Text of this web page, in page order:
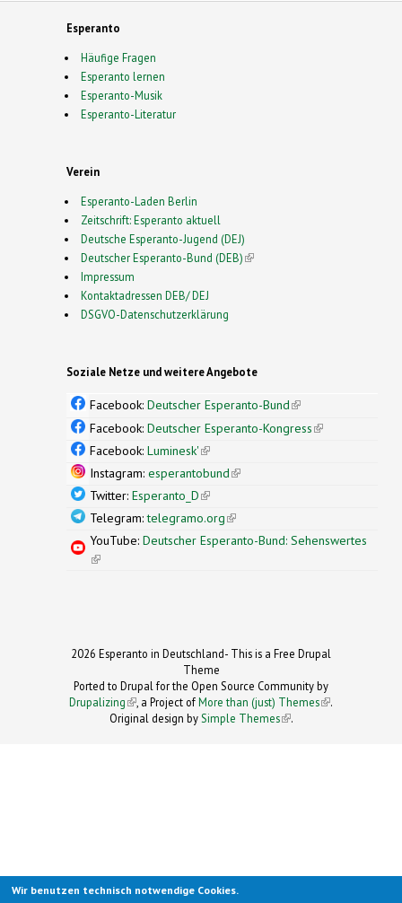
Esperanto
Häufige Fragen
Esperanto lernen
Esperanto-Musik
Esperanto-Literatur
Verein
Esperanto-Laden Berlin
Zeitschrift: Esperanto aktuell
Deutsche Esperanto-Jugend (DEJ)
Deutscher Esperanto-Bund (DEB)(link is external)
Impressum
Kontaktadressen DEB/ DEJ
DSGVO-Datenschutzerklärung
Soziale Netze und weitere Angebote
Facebook: Deutscher Esperanto-Bund(link is
external)
Facebook: Deutscher Esperanto-Kongress(link is
Facebook: Luminesk'(link is external)
Instagram: esperantobund(link is external)
Twitter: Esperanto_D(link is external)
Telegram:telegramo.org(link is external)
YouTube: Deutscher Esperanto-Bund: Sehenswertes
(link is external)
2026 Esperanto in Deutschland- This is a Free Drupal
Theme
Ported to Drupal for the Open Source Community by
Drupalizing(link is external)
, a Project ofMore than (just) Themes (link is
.
Original design by Simple Themes
(link is
.
Wir benutzen technisch notwendige Cookies.